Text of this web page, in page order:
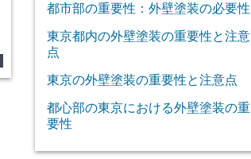
都市部の重要性：外壁塗装の必要性
東京都内の外壁塗装の重要性と注意
点
東京の外壁塗装の重要性と注意点
都心部の東京における外壁塗装の重
要性